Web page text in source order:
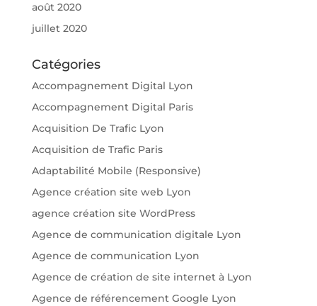
août 2020
juillet 2020
Catégories
Accompagnement Digital Lyon
Accompagnement Digital Paris
Acquisition De Trafic Lyon
Acquisition de Trafic Paris
Adaptabilité Mobile (Responsive)
Agence création site web Lyon
agence création site WordPress
Agence de communication digitale Lyon
Agence de communication Lyon
Agence de création de site internet à Lyon
Agence de référencement Google Lyon